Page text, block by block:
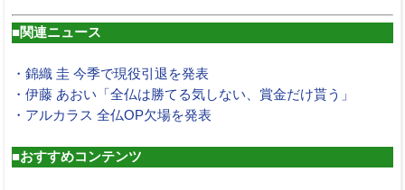
■関連ニュース
・錦織 圭 今季で現役引退を発表
・伊藤 あおい「全仏は勝てる気しない、賞金だけ貰う」
・アルカラス 全仏OP欠場を発表
■おすすめコンテンツ